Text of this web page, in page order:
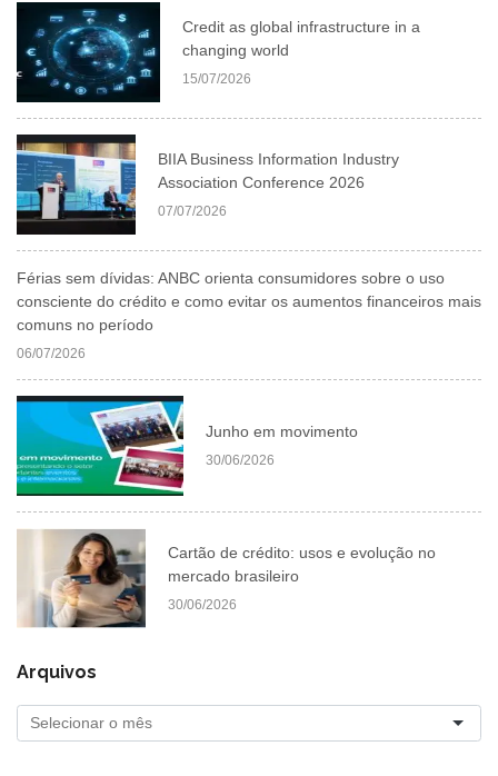
Credit as global infrastructure in a
changing world
15/07/2026
BIIA Business Information Industry
Association Conference 2026
07/07/2026
Férias sem dívidas: ANBC orienta consumidores sobre o uso
consciente do crédito e como evitar os aumentos financeiros mais
comuns no período
06/07/2026
Junho em movimento
30/06/2026
Cartão de crédito: usos e evolução no
mercado brasileiro
30/06/2026
Arquivos